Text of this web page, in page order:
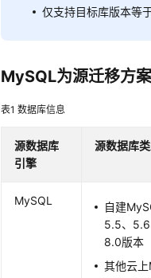
仅支持目标库版本等
MySQL为源迁移方
表1数据库信息
源数据库
引擎
源数据库
MySQL
自建
5.5、5.6
8.0版本
其他云上